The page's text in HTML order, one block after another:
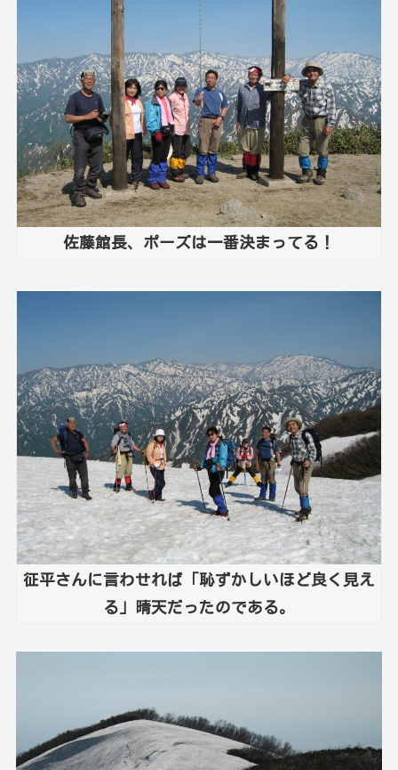
佐藤館長、ポーズは一番決まってる！
征平さんに言わせれば「恥ずかしいほど良く見え
る」晴天だったのである。